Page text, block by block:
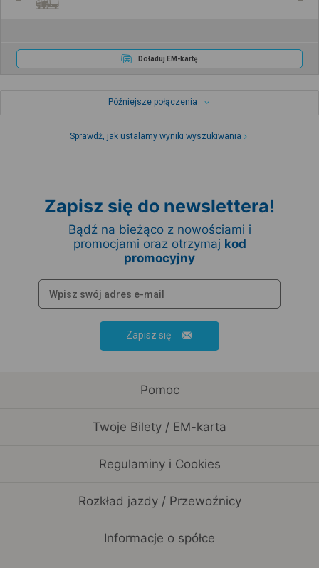
Doładuj EM-kartę
Późniejsze połączenia
Sprawdź, jak ustalamy wyniki wyszukiwania
Zapisz się do newslettera!
Bądź na bieżąco z nowościami i
promocjami oraz otrzymaj kod
promocyjny
Zapisz się
Pomoc
Twoje Bilety / EM-karta
Regulaminy i Cookies
Rozkład jazdy / Przewoźnicy
Informacje o spółce